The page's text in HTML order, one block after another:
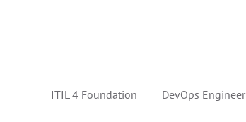
ITIL 4 Foundation DevOps Engineer